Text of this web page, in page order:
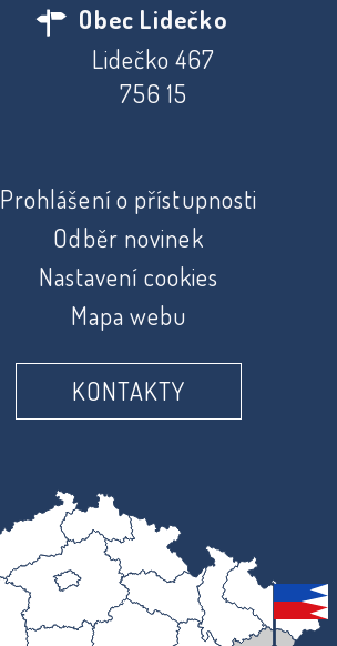
Obec Lidečko
Lidečko 467
756 15
Prohlášení o přístupnosti
Odběr novinek
Nastavení cookies
Mapa webu
KONTAKTY